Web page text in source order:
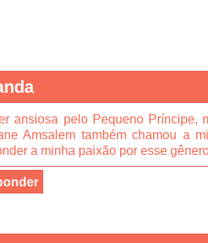
ansiosa pelo Pequeno Príncipe,
Amsalem também chamou a
a minha paixão por esse